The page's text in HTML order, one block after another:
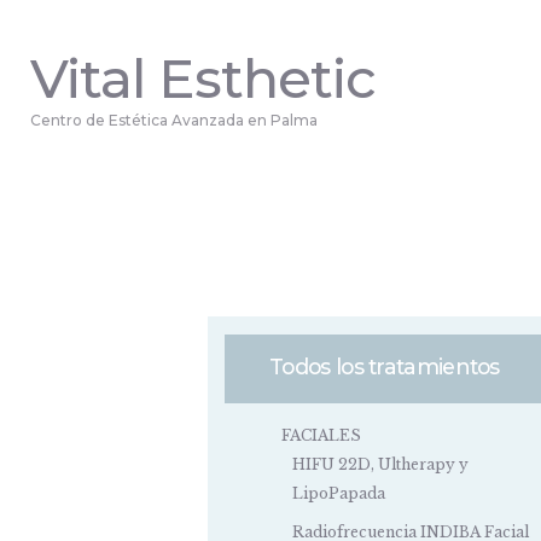
Vital Esthetic
Centro de Estética Avanzada en Palma
Todos los tratamientos
FACIALES
HIFU 22D, Ultherapy y
LipoPapada
Radiofrecuencia INDIBA Facial